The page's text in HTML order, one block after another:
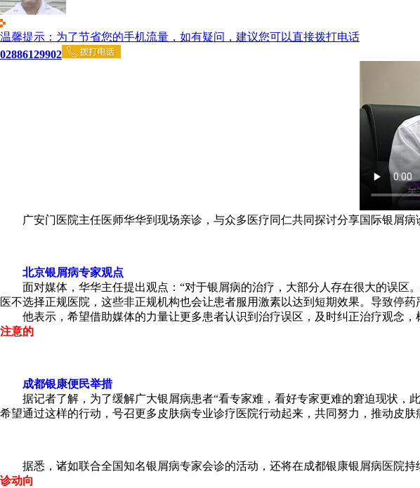
温馨提示：为了节省您的手机流量，如有疑问，建议您可以直接拨打电话
02886129902
广安门医院主任医师华华到现场亲诊，与众多医疗同仁共同探讨分享国际银屑病
北京银屑病专家观点
面对媒体，华华主任提出观点：“对于银屑病的治疗，大部分人存在很大的误区
医不选择正规医院，这些非正规机构也会让患者服用激素以达到短期效果。导致停药
他表示，希望借助媒体的力量让更多患者认识到治疗误区，及时纠正治疗观念，
注意的
成都银康便民举措
据记者了解，为了缓解广大银屑病患者“看专家难，看好专家更难的窘迫现状，
希望通过这样的行动，号召更多皮肤病专业诊疗医院行动起来，共同努力，推动皮肤
据悉，诸如联合全国知名银屑病专家会诊的活动，还将在成都银康银屑病医院持
诊动向